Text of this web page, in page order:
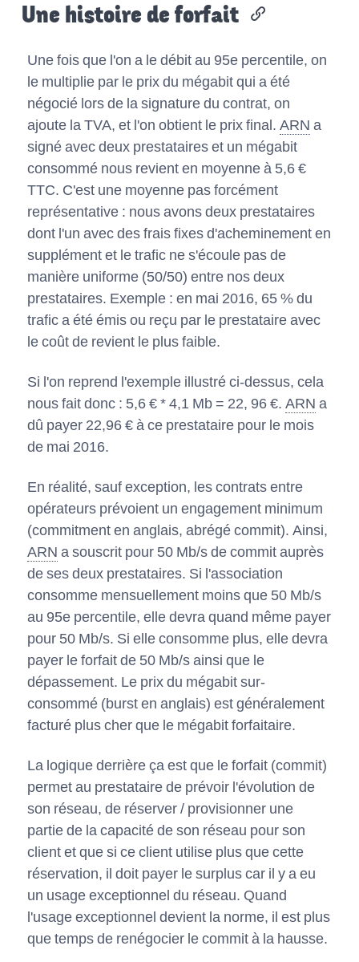
Une histoire de forfait
Une fois que l'on a le débit au 95e percentile, on
le multiplie par le prix du mégabit qui a été
négocié lors de la signature du contrat, on
ajoute la TVA, et l'on obtient le prix final. ARN a
signé avec deux prestataires et un mégabit
consommé nous revient en moyenne à 5,6 €
TTC. C'est une moyenne pas forcément
représentative : nous avons deux prestataires
dont l'un avec des frais fixes d'acheminement en
supplément et le trafic ne s'écoule pas de
manière uniforme (50/50) entre nos deux
prestataires. Exemple : en mai 2016, 65 % du
trafic a été émis ou reçu par le prestataire avec
le coût de revient le plus faible.
Si l'on reprend l'exemple illustré ci-dessus, cela
nous fait donc : 5,6 € * 4,1 Mb = 22, 96 €. ARN a
dû payer 22,96 € à ce prestataire pour le mois
de mai 2016.
En réalité, sauf exception, les contrats entre
opérateurs prévoient un engagement minimum
(commitment en anglais, abrégé commit). Ainsi,
ARN a souscrit pour 50 Mb/s de commit auprès
de ses deux prestataires. Si l'association
consomme mensuellement moins que 50 Mb/s
au 95e percentile, elle devra quand même payer
pour 50 Mb/s. Si elle consomme plus, elle devra
payer le forfait de 50 Mb/s ainsi que le
dépassement. Le prix du mégabit sur-
consommé (burst en anglais) est généralement
facturé plus cher que le mégabit forfaitaire.
La logique derrière ça est que le forfait (commit)
permet au prestataire de prévoir l'évolution de
son réseau, de réserver / provisionner une
partie de la capacité de son réseau pour son
client et que si ce client utilise plus que cette
réservation, il doit payer le surplus car il y a eu
un usage exceptionnel du réseau. Quand
l'usage exceptionnel devient la norme, il est plus
que temps de renégocier le commit à la hausse.